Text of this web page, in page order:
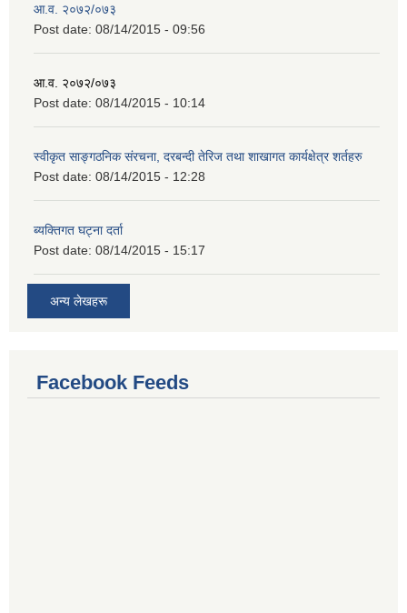
आ.व. २०७२/०७३
Post date: 08/14/2015 - 09:56
आ.व. २०७२/०७३
Post date: 08/14/2015 - 10:14
स्वीकृत साङ्गठनिक संरचना, दरबन्दी तेरिज तथा शाखागत कार्यक्षेत्र शर्तहरु
Post date: 08/14/2015 - 12:28
ब्यक्तिगत घट्ना दर्ता
Post date: 08/14/2015 - 15:17
अन्य लेखहरू
Facebook Feeds